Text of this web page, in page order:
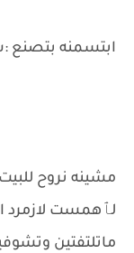
ابتسمنه بتصنع
مشينه نروح
لٱهمست لازمرد
ماتلتفتين